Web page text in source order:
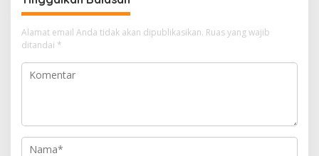
Alamat email Anda tidak akan dipublikasikan. Ruas yang wajib
ditandai *